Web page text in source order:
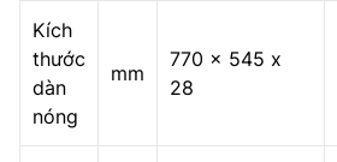
Kích
thước
dàn
nóng
mm
770 x 545 x
28